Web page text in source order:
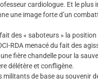
cardiologue. Et le
une image forte d’un
des « saboteurs » la
RDA menacé du fait des
fière chandelle pour la
délétère et confligène.
de base au souvenir